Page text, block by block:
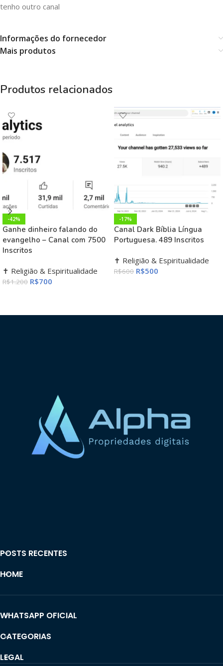
tenho outro canal
Informações do fornecedor
Mais produtos
Produtos relacionados
-42%
Ganhe dinheiro falando do
evangelho – Canal com 7500
Inscritos
✝️ Religião & Espiritualidade
R$1.200 R$700
-17%
Canal Dark Bíblia Língua
Portuguesa. 489 Inscritos
✝️ Religião & Espiritualidade
R$600 R$500
POSTS RECENTES
HOME
WHATSAPP OFICIAL
CATEGORIAS
LEGAL